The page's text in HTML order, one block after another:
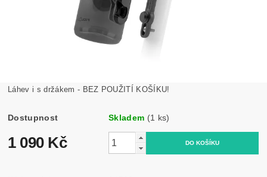
Láhev i s držákem - BEZ POUŽITÍ KOŠÍKU!
Dostupnost Skladem (1 ks)
1 090 Kč